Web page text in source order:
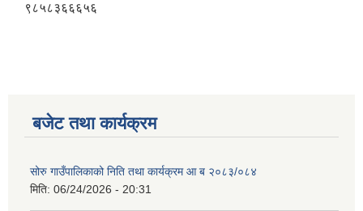
९८५८३६६६५६
बजेट तथा कार्यक्रम
सोरु गाउँपालिकाको निति तथा कार्यक्रम आ ब २०८३/०८४
मिति: 06/24/2026 - 20:31